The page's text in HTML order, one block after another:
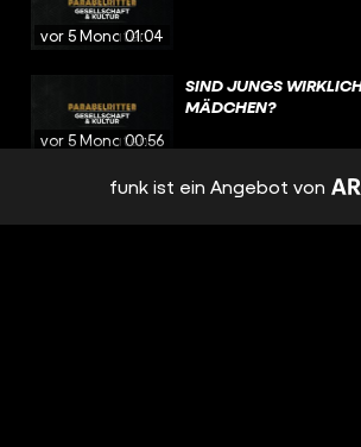
vor 5 Monaten
01:04
vor 5 Monaten
00:56
SIND JUNGS
MÄDCHEN?
NORWEGEN IST DOCH
funk ist ein Angebot von